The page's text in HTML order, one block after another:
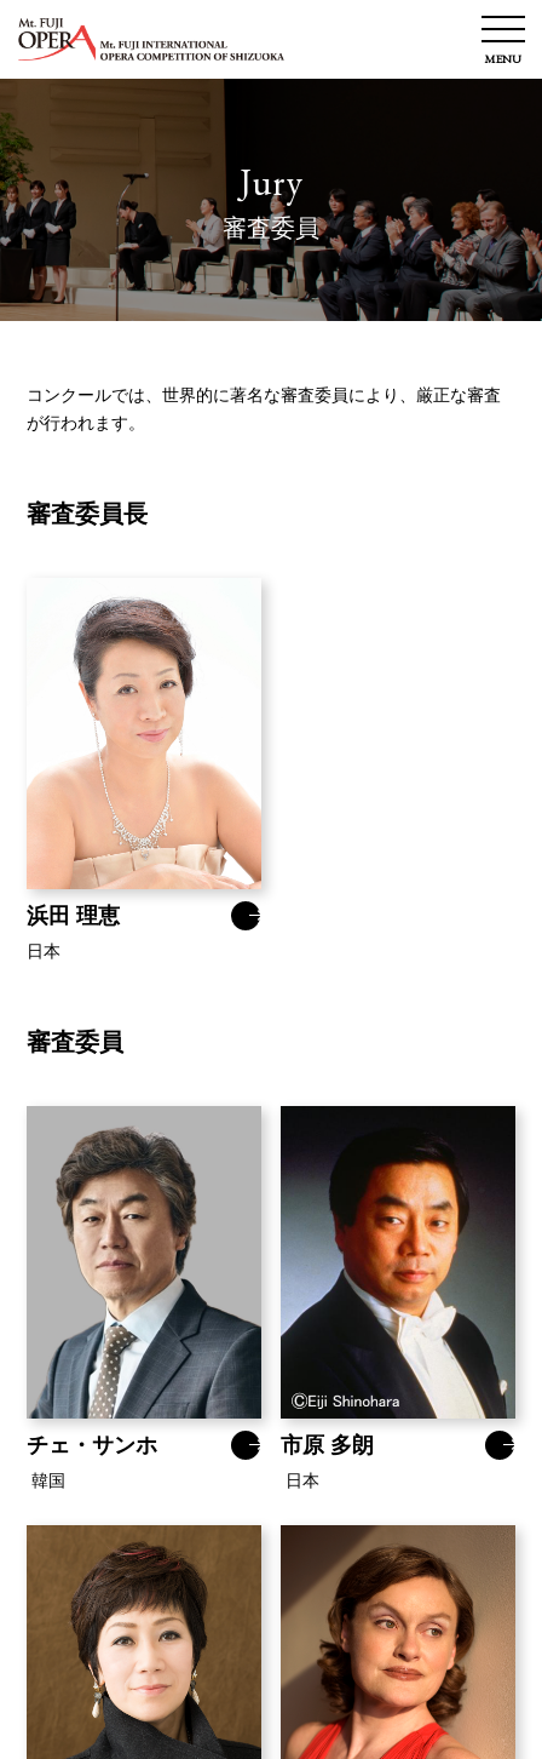
MENU
第10回コンクール
ュ
ー
を
開
閉
静岡国際オペラコンクール
過去のコンクール
コンクール鑑賞ガイド
インフォメーション
イベント
Special
三浦環について
Jury
審査委員
コンクールでは、世界的に著名な審査委員により、厳正な審査
が行われます。
審査委員長
浜田 理恵
日本
審査委員
チェ・サンホ
韓国
市原 多朗
日本